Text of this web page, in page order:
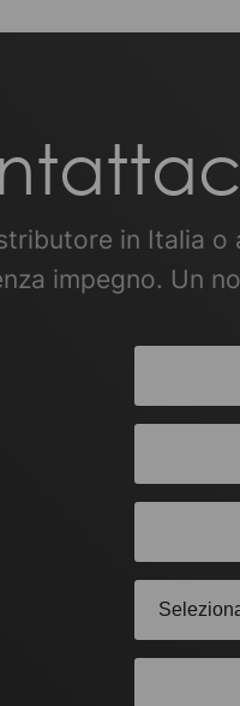
in Italia
impegno. Un